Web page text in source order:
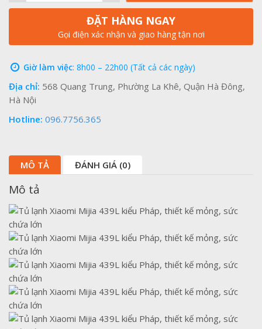
ĐẶT HÀNG NGAY
Gọi điện xác nhận và giao hàng tận nơi
Giờ làm việc: 8h00 – 22h00 (Tất cả các ngày)
Địa chỉ: 568 Quang Trung, Phường La Khê, Quận Hà Đông,
Hà Nội
Hotline: 096.7756.365
MÔ TẢ ĐÁNH GIÁ (0)
Mô tả